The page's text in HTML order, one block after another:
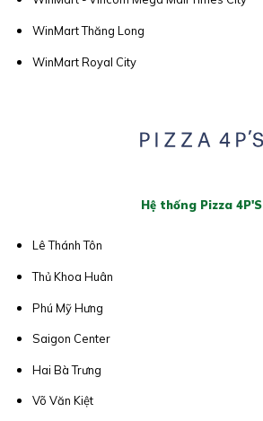
WinMart Thăng Long
WinMart Royal City
Hệ thống Pizza 4P'S
Lê Thánh Tôn
Thủ Khoa Huân
Phú Mỹ Hưng
Saigon Center
Hai Bà Trưng
Võ Văn Kiệt